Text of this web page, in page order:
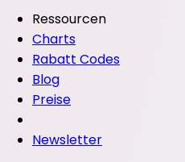
Ressourcen
Charts
Rabatt Codes
Blog
Preise
Newsletter